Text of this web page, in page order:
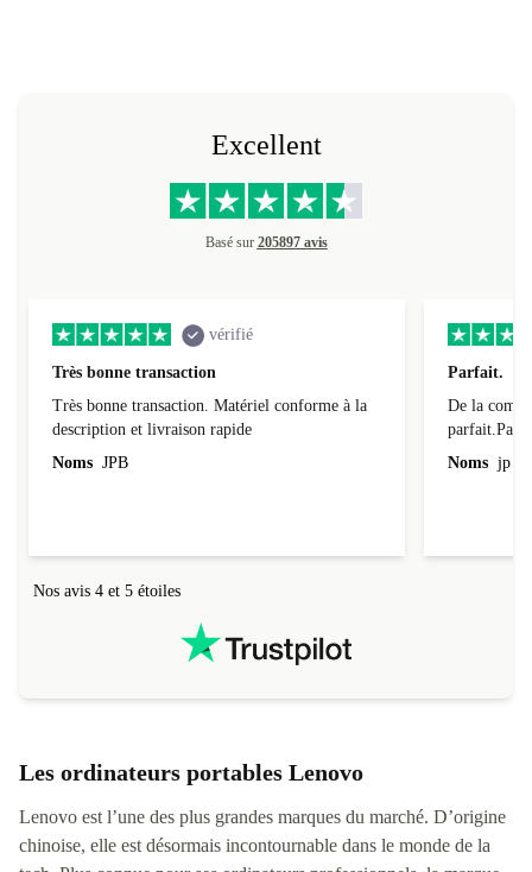
Excellent
Basé sur 205897 avis
vérifié
Très bonne transaction
Très bonne transaction. Matériel conforme à la
description et livraison rapide
Noms JPB
Parfait.
De la
Noms jp
Nos avis 4 et 5 étoiles
Les ordinateurs portables Lenovo
Lenovo est l’une des plus grandes marques du marché. D’origine
chinoise, elle est désormais incontournable dans le monde de la